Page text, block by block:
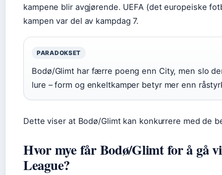
kampene blir avgjørende. UEFA (det europeiske
kampen var del av kampdag 7.
PARADOKSET
Bodø/Glimt har færre poeng enn City, men slo
lure – form og enkeltkamper betyr mer enn
Dette viser at Bodø/Glimt kan konkurrere med de
Hvor mye får Bodø/Glimt for å gå
League?